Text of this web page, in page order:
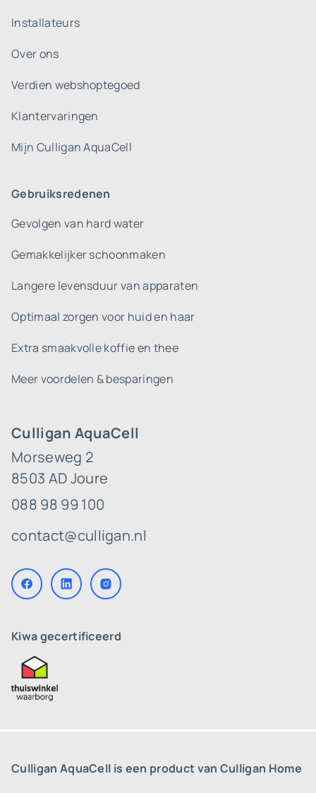
Culligan AquaCell
Morseweg 2
8503 AD Joure
088 98 99 100
contact@culligan.nl
Kiwa gecertificeerd
Installateurs
Over ons
Verdien webshoptegoed
Klantervaringen
Mijn Culligan AquaCell
Gebruiksredenen
Gevolgen van hard water
Gemakkelijker schoonmaken
Langere levensduur van apparaten
Optimaal zorgen voor huid en haar
Extra smaakvolle koffie en thee
Meer voordelen & besparingen
Culligan AquaCell is een product van Culligan Home